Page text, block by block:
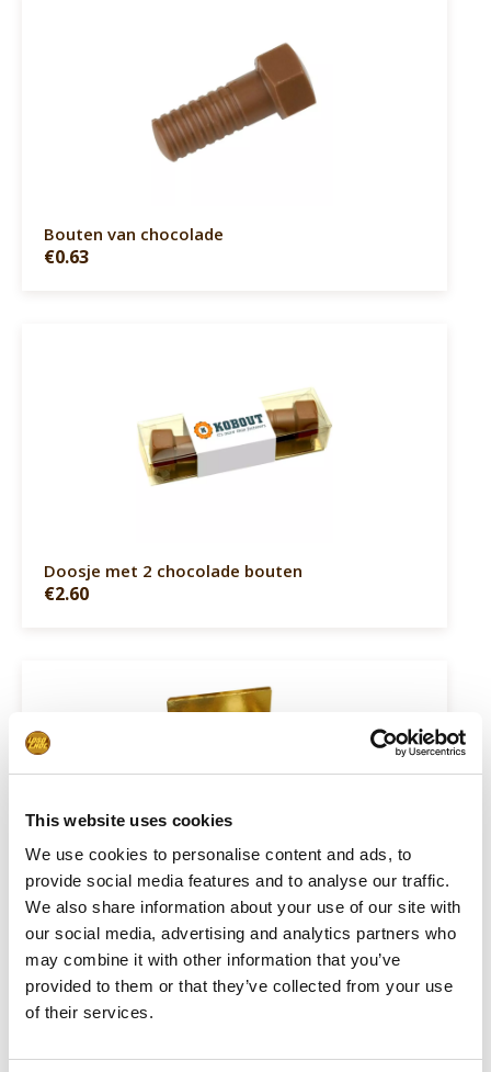
This website uses cookies
We use cookies to personalise content and ads, to
provide social media features and to analyse our traffic.
We also share information about your use of our site with
our social media, advertising and analytics partners who
may combine it with other information that you’ve
provided to them or that they’ve collected from your use
of their services.
Bouten van chocolade
€0.63
Doosje met 2 chocolade bouten
€2.60
Doosje 3 chocolade bouten
€3.00